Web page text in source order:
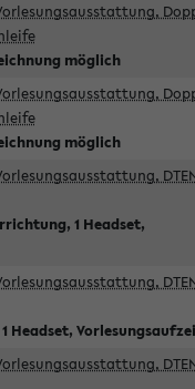
möglich
möglich
1 Headset,
Headset,